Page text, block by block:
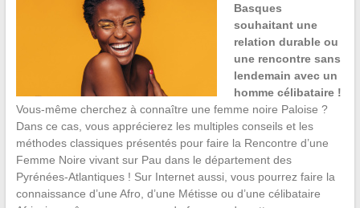
Basques
souhaitant une
relation durable ou
une rencontre sans
lendemain avec un
homme célibataire !
Vous-même cherchez à connaître une femme noire Paloise ?
Dans ce cas, vous apprécierez les multiples conseils et les
méthodes classiques présentés pour faire la Rencontre d’une
Femme Noire vivant sur Pau dans le département des
Pyrénées-Atlantiques ! Sur Internet aussi, vous pourrez faire la
connaissance d’une Afro, d’une Métisse ou d’une célibataire